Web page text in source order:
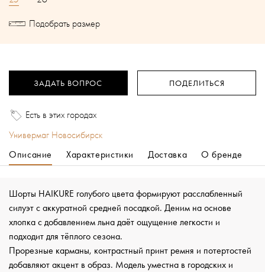
Подобрать размер
ЗАДАТЬ ВОПРОС ПОДЕЛИТЬСЯ
Есть в этих городах
Универмаг Новосибирск
Описание
Характеристики Доставка О бренде
Шорты HAIKURE голубого цвета формируют расслабленный
силуэт с аккуратной средней посадкой. Деним на основе
хлопка с добавлением льна даёт ощущение легкости и
подходит для тёплого сезона.
Прорезные карманы, контрастный принт ремня и потертостей
добавляют акцент в образ. Модель уместна в городских и